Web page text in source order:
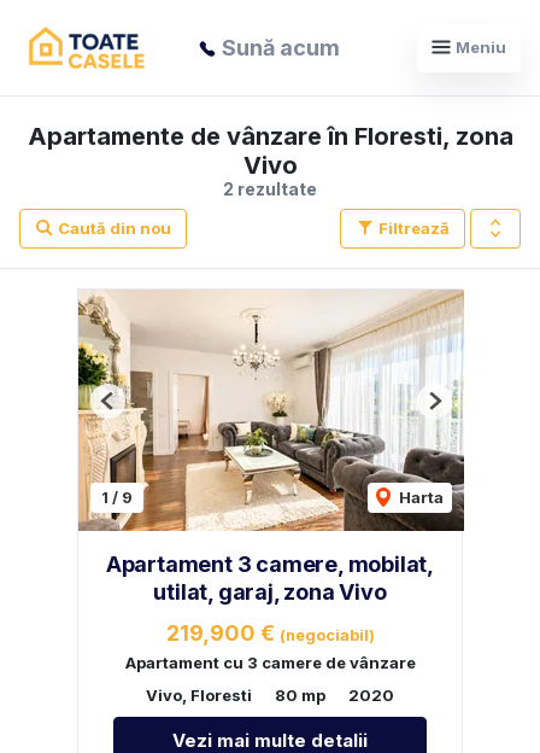
Sună acum Meniu
2 rezultate
Apartamente de vânzare în Floresti, zona
Vivo
Filtrează
Caută din nou
1 / 9 Harta
Previous Next
Apartament 3 camere, mobilat,
utilat, garaj, zona Vivo
219,900 € (negociabil)
Apartament cu 3 camere de vânzare
Vivo, Floresti
80 mp 2020
Vezi mai multe detalii